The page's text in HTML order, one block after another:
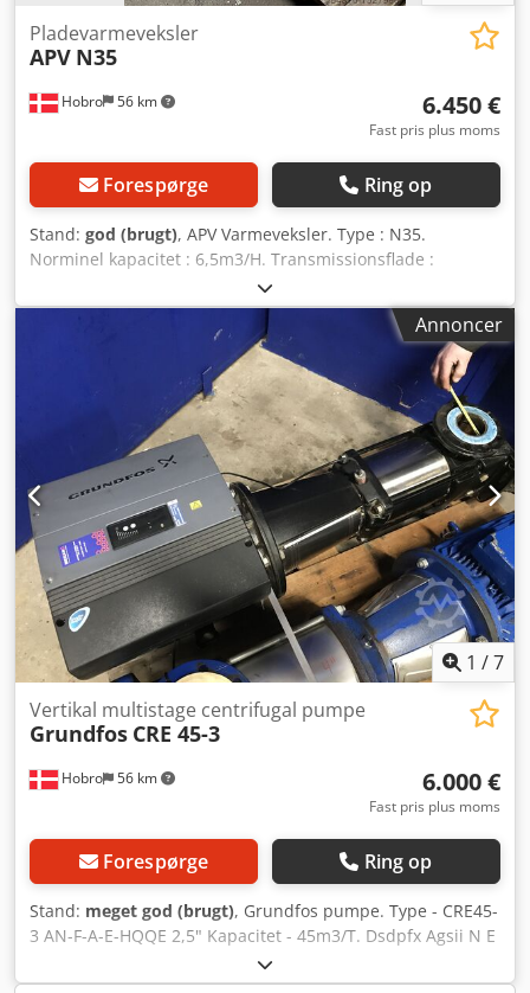
Hobro 56 km
Pladevarmeveksler
APV N35
6.450 €
Fast pris plus moms
Forespørge Ring op
Stand: god (brugt), APV Varmeveksler. Type : N35.
Norminel kapacitet : 6,5m3/H. Transmissionsflade :
67,9m2. Arbejdstryk : 6bar. Prøvetryk : 6bar. Volumen, Side
1 : 94liter. Djdpfx Agorwl I He Dsck Volumen, Side 2 :
94liter. Arbejdstemperatur, MAX/MIN. Grader celcius.Annoncer
1 /7
Hobro 56 km
Vertikal multistage centrifugal pumpe
Grundfos CRE 45-3
6.000 €
Fast pris plus moms
Forespørge Ring op
Stand: meget god (brugt), Grundfos pumpe. Type - CRE45-
3 AN-F-A-E-HQQE 2,5" Kapacitet - 45m3/T. Dsdpfx Agsii N E
Ij Dsck 11kW. Pmax/Tmax - 16/120 bar/gr. celcius. Er med
en Grundfos mge160mb2-ff300-f3 transmitter.